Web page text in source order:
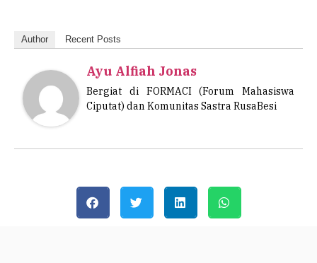
Author Recent Posts
Ayu Alfiah Jonas
Bergiat di FORMACI (Forum Mahasiswa
Ciputat) dan Komunitas Sastra RusaBesi